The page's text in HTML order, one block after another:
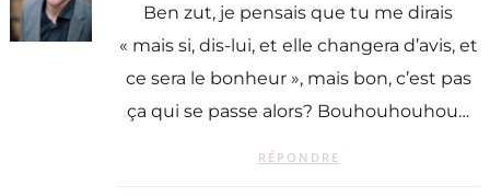
Ben zut, je pensais que tu me dirais
« mais si, dis-lui, et elle changera d’avis, et
ce sera le bonheur », mais bon, c’est pas
ça qui se passe alors? Bouhouhouhou…
RÉPONDRE